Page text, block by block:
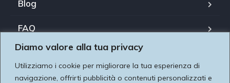
Diamo valore alla tua privacy
Utilizziamo i cookie per migliorare la tua esperienza di
navigazione, offrirti pubblicità o contenuti personalizzati e
Blog
FAQ
Il nostro team
About us
Utilizziamo i cookie per essere sicuri che tu possa avere